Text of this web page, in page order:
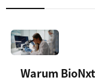
Warum